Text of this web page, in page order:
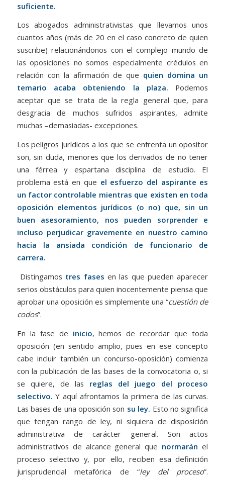
suficiente.
Los abogados administrativistas que llevamos unos
cuantos años (más de 20 en el caso concreto de quien
suscribe) relacionándonos con el complejo mundo de
las oposiciones no somos especialmente crédulos en
relación con la afirmación de que quien domina un
temario acaba obteniendo la plaza. Podemos
aceptar que se trata de la regla general que, para
desgracia de muchos sufridos aspirantes, admite
muchas –demasiadas- excepciones.
Los peligros jurídicos a los que se enfrenta un opositor
son, sin duda, menores que los derivados de no tener
una férrea y espartana disciplina de estudio. El
problema está en que el esfuerzo del aspirante es
un factor controlable mientras que existen en toda
oposición elementos jurídicos (o no) que, sin un
buen asesoramiento, nos pueden sorprender e
incluso perjudicar gravemente en nuestro camino
hacia la ansiada condición de funcionario de
carrera.
Distingamos tres fasesen las que pueden aparecer
serios obstáculos para quien inocentemente piensa que
aprobar una oposición es simplemente una “cuestión de
codos”.
En la fase de inicio, hemos de recordar que toda
oposición (en sentido amplio, pues en ese concepto
cabe incluir también un concurso-oposición) comienza
con la publicación de las bases de la convocatoria o, si
se quiere, de las reglas del juego del proceso
selectivo.Y aquí afrontamos la primera de las curvas.
Las bases de una oposición son su ley. Esto no significa
que tengan rango de ley, ni siquiera de disposición
administrativa de carácter general. Son actos
administrativos de alcance general que normaránel
proceso selectivo y, por ello, reciben esa definición
jurisprudencial metafórica de “ley del proceso”.